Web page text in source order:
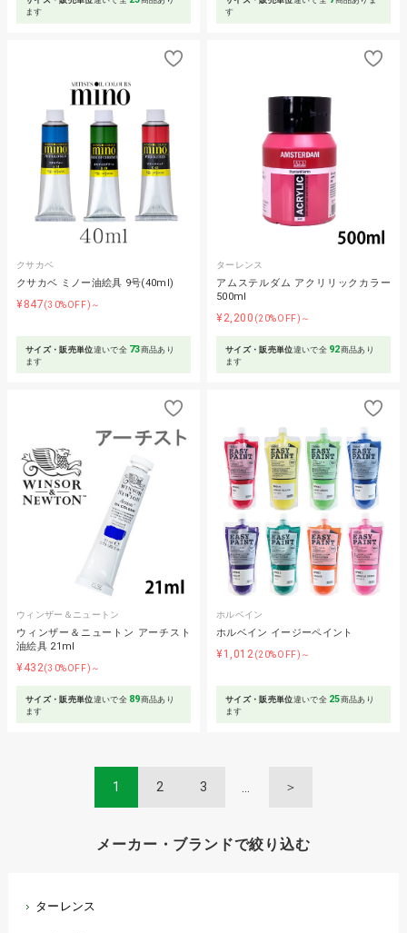
ます
す
クサカベ
クサカベ ミノー油絵具 9号(40ml)
¥847(30%OFF)～
サイズ・販売単位違いで全 73商品あり
ます
ターレンス
アムステルダム アクリリックカラー
500ml
¥2,200 (20%OFF)～
サイズ・販売単位違いで全 92商品あり
ます
ウィンザー＆ニュートン
ウィンザー＆ニュートン アーチスト
油絵具 21ml
¥432(30%OFF)～
サイズ・販売単位違いで全 89商品あり
ます
ホルベイン
ホルベイン イージーペイント
¥1,012 (20%OFF)～
サイズ・販売単位違いで全 25商品あり
ます
1 2 3 ＞
メーカー・ブランドで絞り込む
ターレンス